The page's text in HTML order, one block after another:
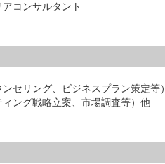
コンサルタント
セリング、ビジネスプラン策定等）
ング戦略立案、市場調査等）他